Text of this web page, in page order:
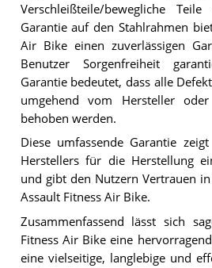
Verschleißteile/bewegliche
Garantie auf den Stahlrahmen
Air Bike einen zuverlässigen
Benutzer Sorgenfreiheit
Garantie bedeutet, dass alle
umgehend vom Hersteller
behoben werden.
Diese umfassende Garantie
Herstellers für die Herstellung
und gibt den Nutzern Vertrauen
Assault Fitness Air Bike.
Zusammenfassend lässt sich
Fitness Air Bike eine
eine vielseitige, langlebige und